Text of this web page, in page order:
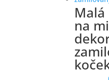
Malá
na